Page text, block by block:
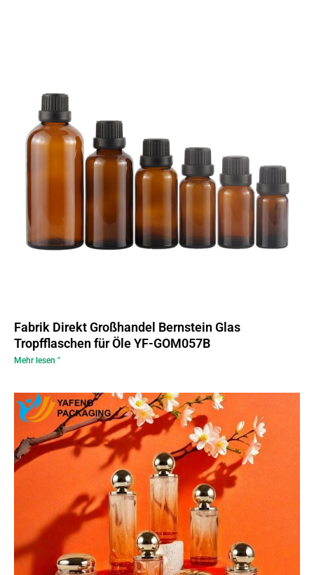
Fabrik Direkt Großhandel Bernstein Glas
Tropfflaschen für Öle YF-GOM057B
Mehr lesen "